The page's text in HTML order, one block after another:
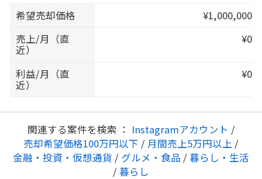
希望売却価格
¥1,000,000
売上/月（直
近）
¥0
利益/月（直
近）
¥0
関連する案件を検索 ： Instagramアカウント /
売却希望価格100万円以下 / 月間売上5万円以上 /
金融・投資・仮想通貨 / グルメ・食品 / 暮らし・生活
/ 暮らし